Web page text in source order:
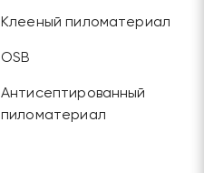
Клееный пиломатериал
OSB
Антисептированный
пиломатериал